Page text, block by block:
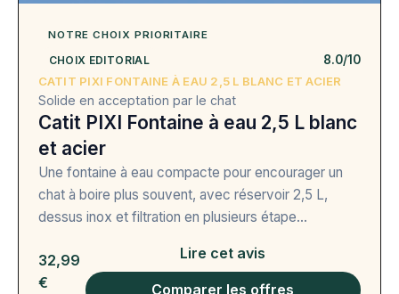
NOTRE CHOIX PRIORITAIRE
CHOIX EDITORIAL
8.0/10
CATIT PIXI FONTAINE À EAU 2,5 L BLANC ET ACIER
Solide en acceptation par le chat
Catit PIXI Fontaine à eau 2,5 L blanc
et acier
Une fontaine à eau compacte pour encourager un
chat à boire plus souvent, avec réservoir 2,5 L,
dessus inox et filtration en plusieurs étape...
32,99
€
Lire cet avis
Comparer les offres